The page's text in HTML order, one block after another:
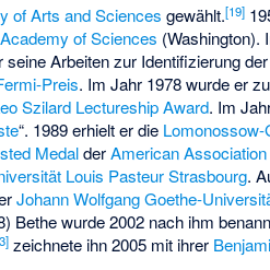
of Arts and Sciences gewählt.[19]
of Sciences (Washington).
seine Arbeiten zur Identifizierung
Preis. Im Jahr 1978 wurde er
Szilard Lectureship Award. Im
“. 1989 erhielt er die Lomonossow-
MedalderAmerican
Louis Pasteur Strasbourg.
Johann Wolfgang Goethe-
Bethewurde 2002 nach ihm
] zeichnete ihn 2005 mit ihrer